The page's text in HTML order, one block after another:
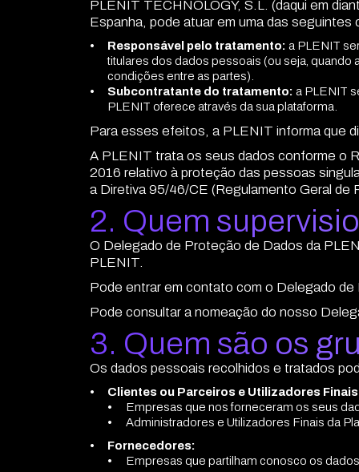
PLENIT TECHNOLOGY, S.L. (daqui em
Espanha, pode atuar em uma das seguintes
Responsável pelo tratamento: a PLENIT
titulares dos dados pessoais (ou seja, quando
condições entre as partes).
Subcontratante do tratamento: a PLENIT
PLENIT oferece através da sua plataforma.
Para esses efeitos, a PLENIT informa que
A PLENIT trata os seus dados conforme o
2016 relativo à proteção das pessoas
a Diretiva 95/46/CE (Regulamento Geral de
2. Quem
O Delegado de Proteção de Dados da
PLENIT.
Pode entrar em contato com o Delegado
Pode consultar a nomeação do nosso
3. Quem são os
Os dados pessoais recolhidos e tratados
Clientes ou Parceiros e Utilizadores
Empresas que nos forneceram os seus
Administradores e Utilizadores Finais da
Fornecedores:
Empresas que partilham conosco os